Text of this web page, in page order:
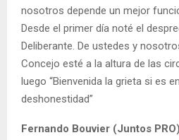
nosotros depende un mejor
Desde el primer día noté el
Deliberante. De ustedes y
Concejo esté a la altura de las
luego “Bienvenida la grieta si es
deshonestidad”
Fernando Bouvier (Juntos